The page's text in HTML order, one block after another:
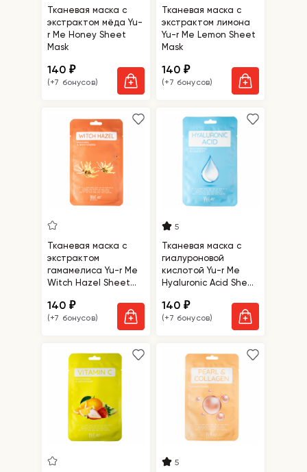
Тканевая маска с
экстрактом мёда Yu-
r Me Honey Sheet
Mask
140₽
(+7 бонусов)
Тканевая маска с
экстрактом лимона
Yu-r Me Lemon Sheet
Mask
140₽
(+7 бонусов)
Тканевая маска с
экстрактом
гамамелиса Yu-r Me
Witch Hazel Sheet
140₽
(+7 бонусов)
5
Тканевая маска с
гиалуроновой
кислотой Yu-r Me
Hyaluronic Acid Sheet
140₽
(+7 бонусов)
5